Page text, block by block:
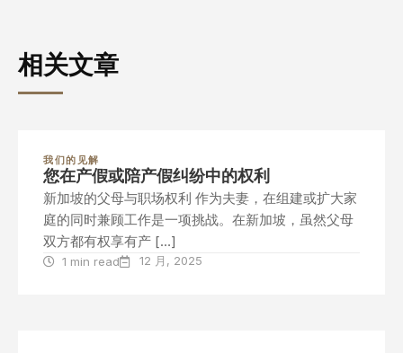
相关文章
我们的见解
您在产假或陪产假纠纷中的权利
新加坡的父母与职场权利 作为夫妻，在组建或扩大家
庭的同时兼顾工作是一项挑战。在新加坡，虽然父母
双方都有权享有产 […]
1 min read 12 月, 2025